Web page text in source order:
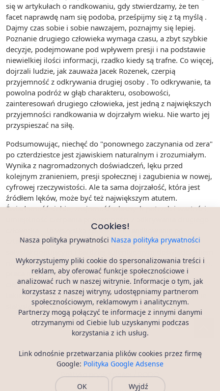
się w artykułach o randkowaniu, gdy stwierdzamy, że ten
facet naprawdę nam się podoba, prześpijmy się z tą myślą .
Dajmy czas sobie i sobie nawzajem, poznajmy się lepiej.
Poznanie drugiego człowieka wymaga czasu, a zbyt szybkie
decyzje, podejmowane pod wpływem presji i na podstawie
niewielkiej ilości informacji, rzadko kiedy są trafne. Co więcej,
dojrzali ludzie, jak zauważa Jacek Rozenek, czerpią
przyjemność z odkrywania drugiej osoby . To odkrywanie, ta
powolna podróż w głąb charakteru, osobowości,
zainteresowań drugiego człowieka, jest jedną z największych
przyjemności randkowania w dojrzałym wieku. Nie warto jej
przyspieszać na siłę.
Podsumowując, niechęć do "ponownego zaczynania od zera"
po czterdziestce jest zjawiskiem naturalnym i zrozumiałym.
Wynika z nagromadzonych doświadczeń, lęku przed
kolejnym zranieniem, presji społecznej i zagubienia w nowej,
cyfrowej rzeczywistości. Ale ta sama dojrzałość, która jest
źródłem lęków, może być też największym atutem.
Świadomość siebie, znajomość własnych potrzeb i wartości,
człowieka – to wszystko sprawia, że randkowanie po
czterdziestce ma potencjał, by być głębszym, bardziej
niż w młodości. Kluczem jest odwaga, by stawić czoła lękowi,
praca nad własnym poczuciem wartości i umiejętność
cierpliwego budowania, krok po kroku, nowej historii –
takiej, w której to my jesteśmy głównymi bohaterami, a nie
statystami czekającymi na czyjś wybór.
Artykuły
Regulamin
Polityka prywatności / RODO
Cookies!
Nasza polityka prywatności Nasza polityka prywatności
Wykorzystujemy pliki cookie do spersonalizowania treści i
reklam, aby oferować funkcje społecznościowe i
analizować ruch w naszej witrynie. Informacje o tym, jak
korzystasz z naszej witryny, udostępniamy partnerom
społecznościowym, reklamowym i analitycznym.
Partnerzy mogą połączyć te informacje z innymi danymi
otrzymanymi od Ciebie lub uzyskanymi podczas
korzystania z ich usług.
Link odnośnie przetwarzania plików cookies przez firmę
Google: Polityka Google Adsense
OK Wyjdź